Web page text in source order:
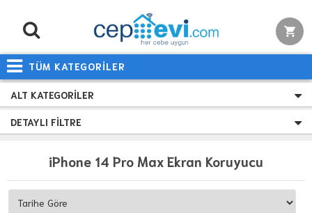
TÜM KATEGORİLER
ALT KATEGORILER
DETAYLI FILTRE
iPhone 14 Pro Max Ekran Koruyucu